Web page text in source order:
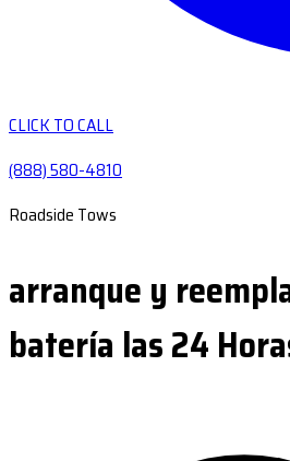
CLICK TO CALL
(888) 580-4810
Roadside Tows
arranque y
batería las 24